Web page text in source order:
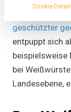
geschützter
entpuppt sich
beispielsweise
bei
Landesebene,
Cookie-